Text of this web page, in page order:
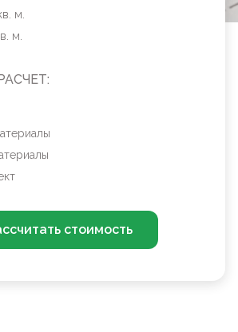
м.
м.
стоимость